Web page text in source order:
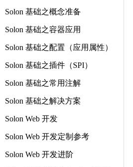
Solon 基础之概念准备
Solon 基础之容器应用
Solon 基础之配置（应用属性）
Solon 基础之插件（SPI）
Solon 基础之常用注解
Solon 基础之解决方案
Solon Web 开发
Solon Web 开发定制参考
Solon Web 开发进阶